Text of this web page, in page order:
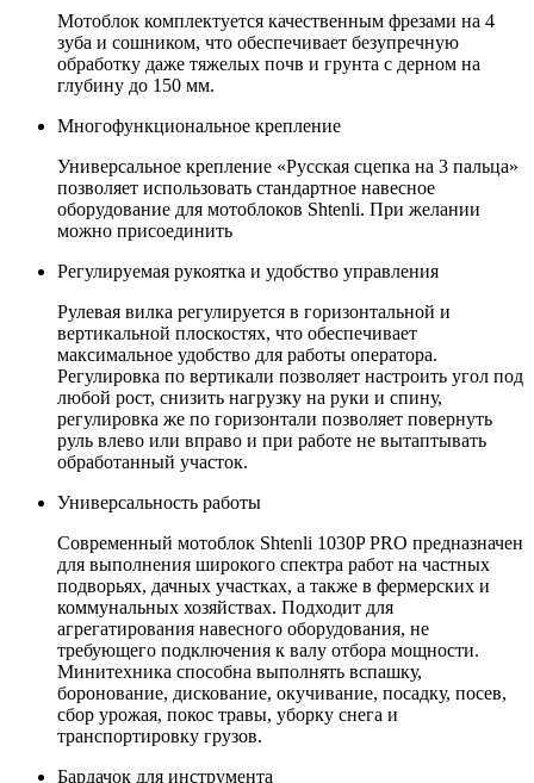
Мотоблок комплектуется качественным фрезами на 4
зуба и сошником, что обеспечивает безупречную
обработку даже тяжелых почв и грунта с дерном на
глубину до 150 мм.
Многофункциональное крепление
Универсальное крепление «Русская сцепка на 3 пальца»
позволяет использовать стандартное навесное
оборудование для мотоблоков Shtenli. При желании
можно присоединить
Регулируемая рукоятка и удобство управления
Рулевая вилка регулируется в горизонтальной и
вертикальной плоскостях, что обеспечивает
максимальное удобство для работы оператора.
Регулировка по вертикали позволяет настроить угол под
любой рост, снизить нагрузку на руки и спину,
регулировка же по горизонтали позволяет повернуть
руль влево или вправо и при работе не вытаптывать
обработанный участок.
Универсальность работы
Современный мотоблок Shtenli 1030P PRO предназначен
для выполнения широкого спектра работ на частных
подворьях, дачных участках, а также в фермерских и
коммунальных хозяйствах. Подходит для
агрегатирования навесного оборудования, не
требующего подключения к валу отбора мощности.
Минитехника способна выполнять вспашку,
боронование, дискование, окучивание, посадку, посев,
сбор урожая, покос травы, уборку снега и
транспортировку грузов.
Бардачок для инструмента